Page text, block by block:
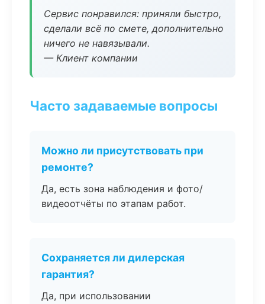
Сервис понравился: приняли быстро,
сделали всё по смете, дополнительно
ничего не навязывали.
— Клиент компании
Часто задаваемые вопросы
Можно ли присутствовать при
ремонте?
Да, есть зона наблюдения и фото/
видеоотчёты по этапам работ.
Сохраняется ли дилерская
гарантия?
Да, при использовании